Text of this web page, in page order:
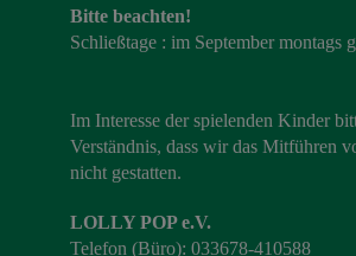
Bitte beachten!
Schließtage : im September montags
Im Interesse der spielenden Kinder
Verständnis, dass wir das Mitführen
nicht gestatten.
LOLLY POP e.V.
Telefon (Büro): 033678-410588